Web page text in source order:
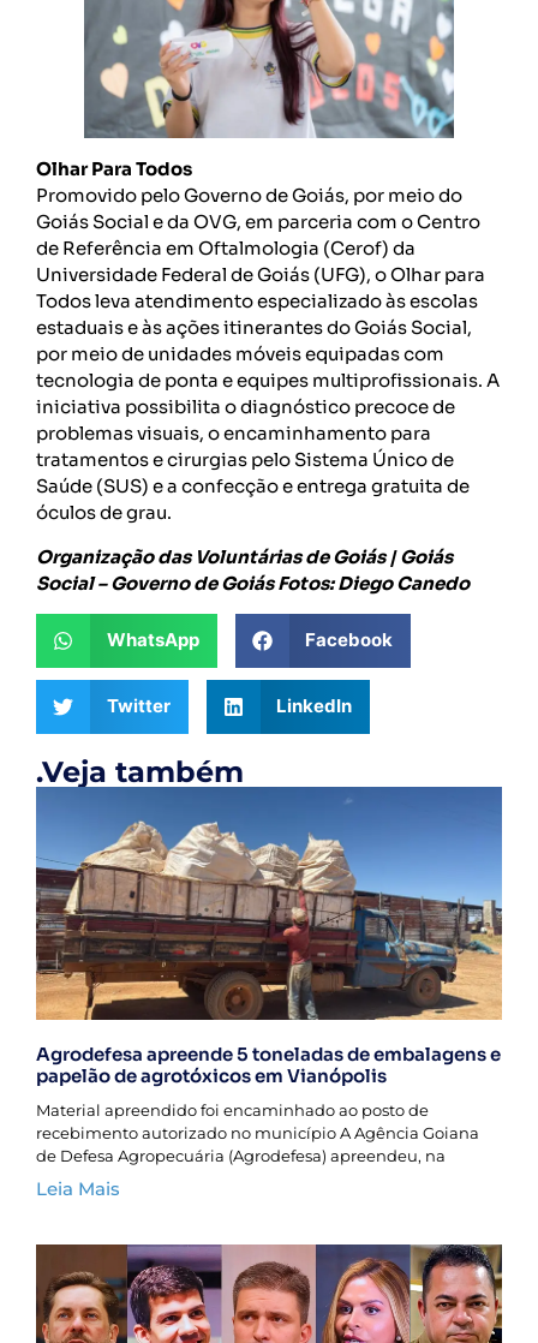
Olhar Para Todos
Promovido pelo Governo de Goiás, por meio do
Goiás Social e da OVG, em parceria com o Centro
de Referência em Oftalmologia (Cerof) da
Universidade Federal de Goiás (UFG), o Olhar para
Todos leva atendimento especializado às escolas
estaduais e às ações itinerantes do Goiás Social,
por meio de unidades móveis equipadas com
tecnologia de ponta e equipes multiprofissionais. A
iniciativa possibilita o diagnóstico precoce de
problemas visuais, o encaminhamento para
tratamentos e cirurgias pelo Sistema Único de
Saúde (SUS) e a confecção e entrega gratuita de
óculos de grau.
Organização das Voluntárias de Goiás | Goiás
Social – Governo de Goiás Fotos: Diego Canedo
WhatsApp Facebook
Twitter LinkedIn
.Veja também
Agrodefesa apreende 5 toneladas de embalagens e
papelão de agrotóxicos em Vianópolis
Material apreendido foi encaminhado ao posto de
recebimento autorizado no município A Agência Goiana
de Defesa Agropecuária (Agrodefesa) apreendeu, na
Leia Mais